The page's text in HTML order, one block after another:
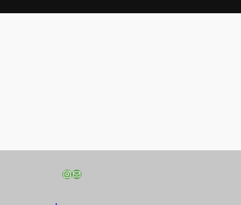
Instagram
E-Mail